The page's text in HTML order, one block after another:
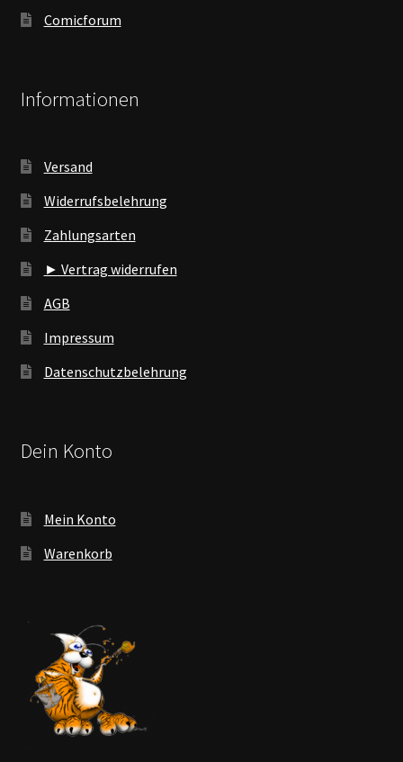
Comicforum
Informationen
Versand
Widerrufsbelehrung
Zahlungsarten
► Vertrag widerrufen
AGB
Impressum
Datenschutzbelehrung
Dein Konto
Mein Konto
Warenkorb